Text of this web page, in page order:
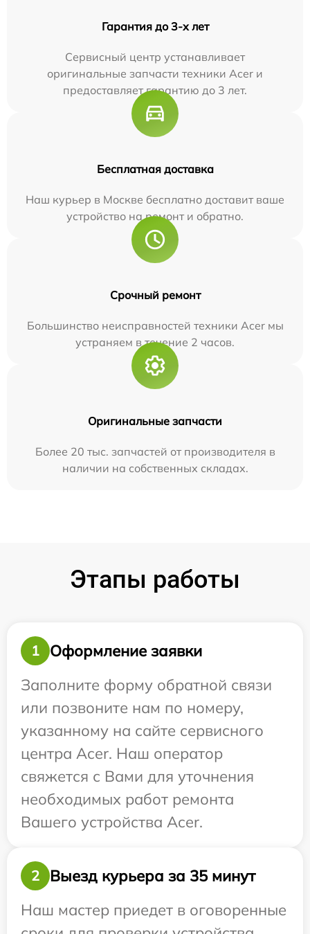
Гарантия до 3-х лет
Сервисный центр устанавливает
оригинальные запчасти техники Acer и
предоставляет гарантию до 3 лет.
Бесплатная доставка
Наш курьер в Москве бесплатно доставит ваше
устройство на ремонт и обратно.
Срочный ремонт
Большинство неисправностей техники Acer мы
устраняем в течение 2 часов.
Оригинальные запчасти
Более 20 тыс. запчастей от производителя в
наличии на собственных складах.
Этапы работы
1
Оформление заявки
Заполните форму обратной связи
или позвоните нам по номеру,
указанному на сайте сервисного
центра Acer. Наш оператор
свяжется с Вами для уточнения
необходимых работ ремонта
Вашего устройства Acer.
2
Выезд курьера за 35 минут
Наш мастер приедет в оговоренные